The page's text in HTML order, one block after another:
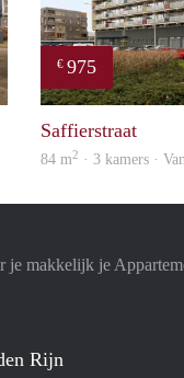
€ 975
Saffierstraat
84 m2 · 3 kamers ·
je makkelijk je
Rijn